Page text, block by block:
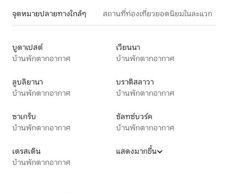
จุดหมายปลายทางใกล้ๆ สถานที่ท่องเที่ยวยอดนิยมในละแวก
บูดาเปสต์
บ้านพักตากอากาศ
เวียนนา
บ้านพักตากอากาศ
ลูบลิยานา
บ้านพักตากอากาศ
บราติสลาวา
บ้านพักตากอากาศ
ซาเกร็บ
บ้านพักตากอากาศ
ซัลทซ์บวร์ค
บ้านพักตากอากาศ
เดรสเดิน
บ้านพักตากอากาศ
แสดงมากขึ้น